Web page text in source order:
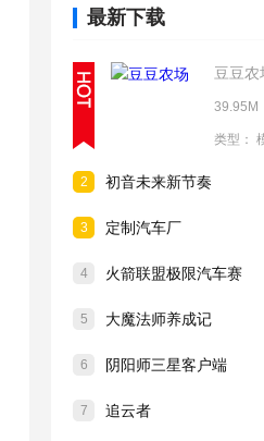
最新下载
豆豆农
39.95M
类型：
2 初音未来新节奏
3 定制汽车厂
4 火箭联盟极限汽车赛
5 大魔法师养成记
6 阴阳师三星客户端
7 追云者